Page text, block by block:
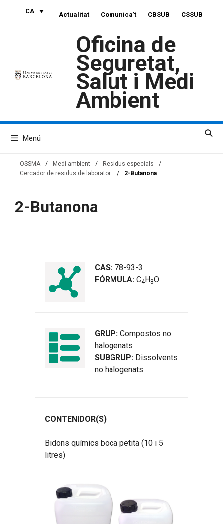
CA Actualitat Comunica’t CBSUB CSSUB
Oficina de
Seguretat,
Salut i Medi
Ambient
Menú
OSSMA / Medi ambient / Residus especials
/
Cercador de residus de laboratori
/ 2-Butanona
2-Butanona
CAS: 78-93-3
FÓRMULA: C4H8O
GRUP: Compostos no
halogenats
SUBGRUP: Dissolvents
no halogenats
CONTENIDOR(S)
Bidons químics boca petita (10 i 5
litres)